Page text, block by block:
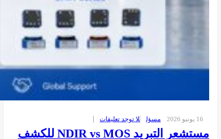
16 يونيو 2026 مسؤل لا توجد تعليقات
مستشعر التبريد NDIR vs MOS للكشف